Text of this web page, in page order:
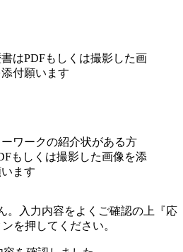
書はPDFもしくは撮影した画
付願います
ワークの紹介状がある方
もしくは撮影した画像を添
ます
。入力内容をよくご確認の上『応
を押してください。